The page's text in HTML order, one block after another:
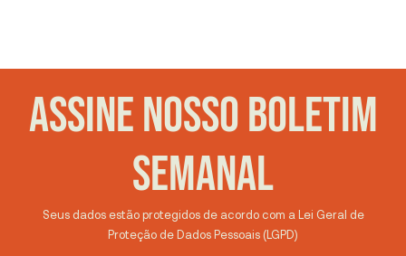
ASSINE NOSSO BOLETIM
SEMANAL
Seus dados estão protegidos de acordo com a Lei Geral de
Proteção de Dados Pessoais (LGPD)